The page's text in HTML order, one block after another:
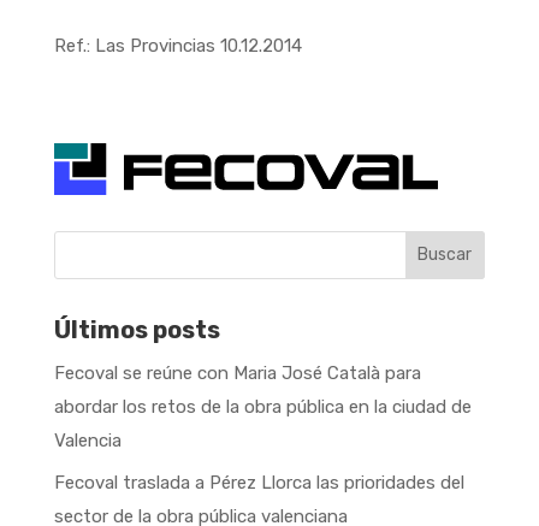
Ref.: Las Provincias 10.12.2014
Buscar
Últimos posts
Fecoval se reúne con Maria José Català para
abordar los retos de la obra pública en la ciudad de
Valencia
Fecoval traslada a Pérez Llorca las prioridades del
sector de la obra pública valenciana